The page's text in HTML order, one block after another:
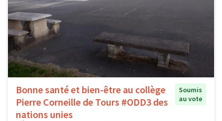
Bonne santé et bien-être au collège
Pierre Corneille de Tours #ODD3 des
nations unies
Soumis
au vote